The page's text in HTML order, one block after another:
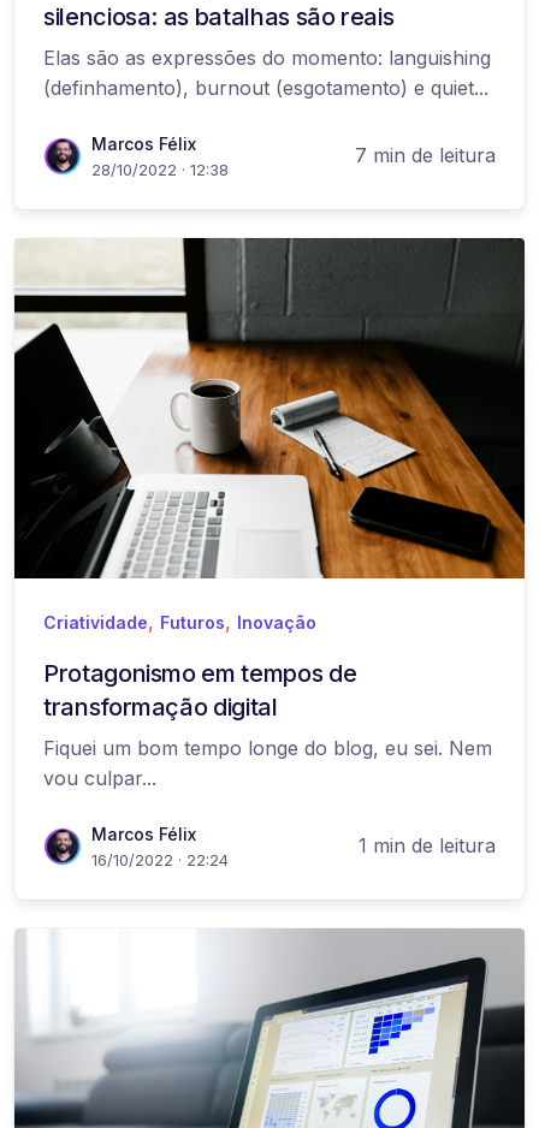
silenciosa: as batalhas são reais
Elas são as expressões do momento: languishing
(definhamento), burnout (esgotamento) e quiet...
Marcos Félix
28/10/2022 · 12:38
7 min de leitura
Criatividade, Futuros, Inovação
Protagonismo em tempos de
transformação digital
Fiquei um bom tempo longe do blog, eu sei. Nem
vou culpar...
Marcos Félix
16/10/2022 · 22:24
1 min de leitura